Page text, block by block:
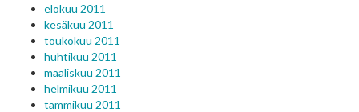
elokuu 2011
kesäkuu 2011
toukokuu 2011
huhtikuu 2011
maaliskuu 2011
helmikuu 2011
tammikuu 2011